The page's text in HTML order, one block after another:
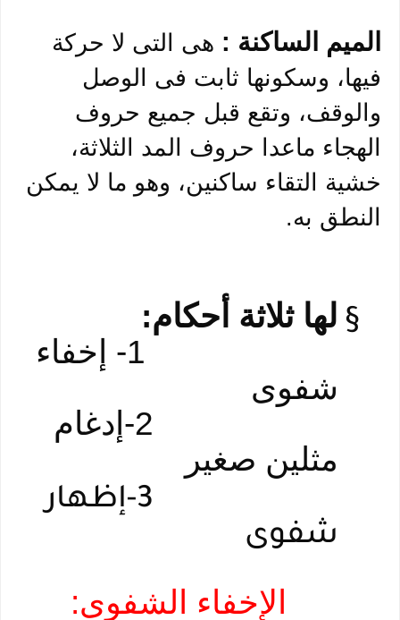
الميم الساكنة : هى التى لا حركة
فيها، وسكونها ثابت فى الوصل
والوقف، وتقع قبل جميع حروف
الهجاء ماعدا حروف المد الثلاثة،
خشية التقاء ساكنين، وهو ما لا يمكن
النطق به.
§ لها ثلاثة أحكام:
1- إخفاء
شفوى
2-إدغام
مثلين صغير
3-إظهار
شفوى
الإخفاء الشفوى: